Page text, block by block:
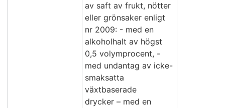
av saft av frukt, nötter
eller grönsaker enligt
nr 2009: - med en
alkoholhalt av högst
0,5 volymprocent, -
med undantag av icke-
smaksatta
växtbaserade
drycker – med en